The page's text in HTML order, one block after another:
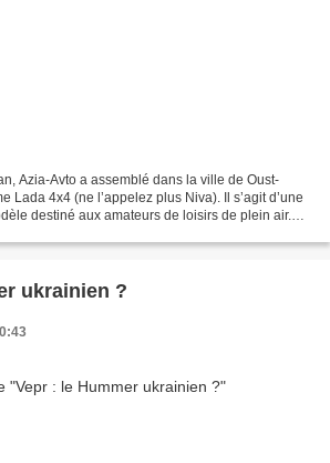
Azia-Avto a assemblé dans la ville de Oust-
Lada 4x4 (ne l’appelez plus Niva). Il s’agit d’une
destiné aux amateurs de loisirs de plein air.
ukrainien ?